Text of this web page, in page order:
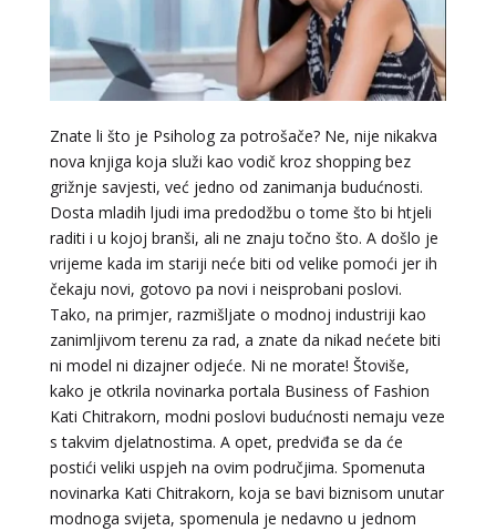
Znate li što je Psiholog za potrošače? Ne, nije nikakva
nova knjiga koja služi kao vodič kroz shopping bez
grižnje savjesti, već jedno od zanimanja budućnosti.
Dosta mladih ljudi ima predodžbu o tome što bi htjeli
raditi i u kojoj branši, ali ne znaju točno što. A došlo je
vrijeme kada im stariji neće biti od velike pomoći jer ih
čekaju novi, gotovo pa novi i neisprobani poslovi.
Tako, na primjer, razmišljate o modnoj industriji kao
zanimljivom terenu za rad, a znate da nikad nećete biti
ni model ni dizajner odjeće. Ni ne morate! Štoviše,
kako je otkrila novinarka portala Business of Fashion
Kati Chitrakorn, modni poslovi budućnosti nemaju veze
s takvim djelatnostima. A opet, predviđa se da će
postići veliki uspjeh na ovim područjima. Spomenuta
novinarka Kati Chitrakorn, koja se bavi biznisom unutar
modnoga svijeta, spomenula je nedavno u jednom